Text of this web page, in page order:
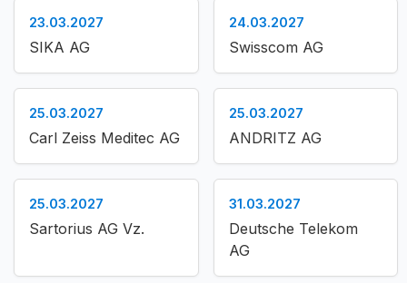
23.03.2027
SIKA AG
24.03.2027
Swisscom AG
25.03.2027
Carl Zeiss Meditec AG
25.03.2027
ANDRITZ AG
25.03.2027
Sartorius AG Vz.
31.03.2027
Deutsche Telekom
AG